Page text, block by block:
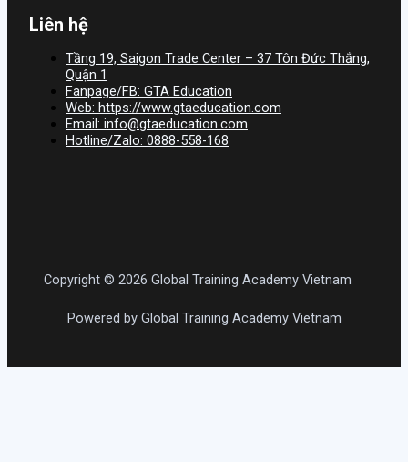
Liên hệ
Tầng 19, Saigon Trade Center – 37 Tôn Đức Thắng,
Quận 1
Fanpage/FB: GTA Education
Web: https://www.gtaeducation.com
Email: info@gtaeducation.com
Hotline/Zalo: 0888-558-168
Copyright © 2026 Global Training Academy Vietnam
Powered by Global Training Academy Vietnam